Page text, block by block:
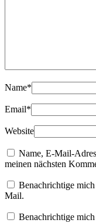
Name*
Email*
Website
Name, E-Mail-
meinen nächsten
Benachrichtige
Mail.
Benachrichtige